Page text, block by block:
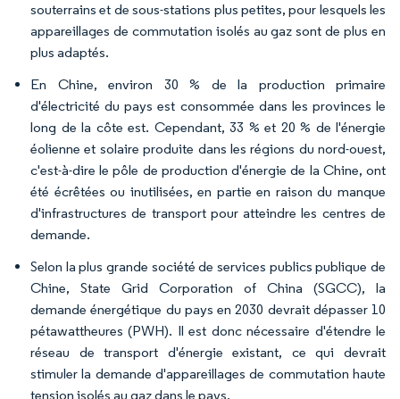
souterrains et de sous-stations plus petites, pour lesquels les
appareillages de commutation isolés au gaz sont de plus en
plus adaptés.
En Chine, environ 30 % de la production primaire
d'électricité du pays est consommée dans les provinces le
long de la côte est. Cependant, 33 % et 20 % de l'énergie
éolienne et solaire produite dans les régions du nord-ouest,
c'est-à-dire le pôle de production d'énergie de la Chine, ont
été écrêtées ou inutilisées, en partie en raison du manque
d'infrastructures de transport pour atteindre les centres de
demande.
Selon la plus grande société de services publics publique de
Chine, State Grid Corporation of China (SGCC), la
demande énergétique du pays en 2030 devrait dépasser 10
pétawattheures (PWH). Il est donc nécessaire d'étendre le
réseau de transport d'énergie existant, ce qui devrait
stimuler la demande d'appareillages de commutation haute
tension isolés au gaz dans le pays.